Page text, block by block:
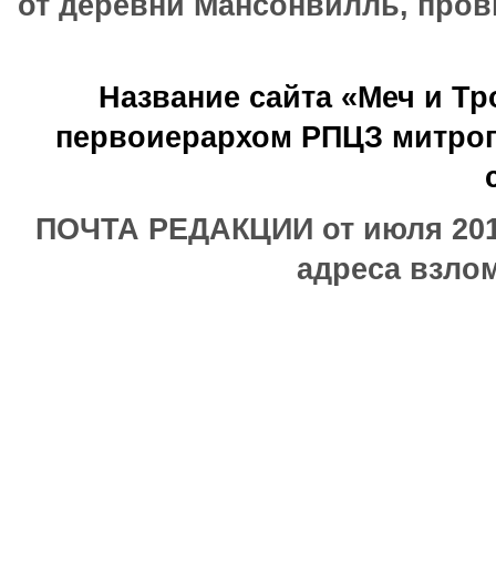
Название сайта «Меч и
первоиерархом РПЦЗ
ПОЧТА РЕДАКЦИИ от июля
адреса